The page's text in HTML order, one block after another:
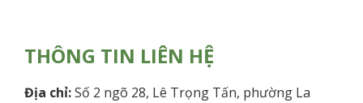
THÔNG TIN LIÊN HỆ
Địa chỉ:Số 2 ngõ 28, Lê Trọng Tấn, phường La